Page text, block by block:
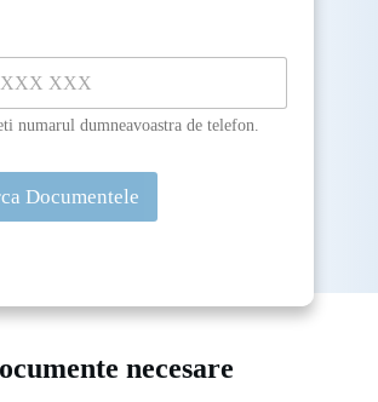
numarul dumneavoastra de telefon.
Documentele
necesare